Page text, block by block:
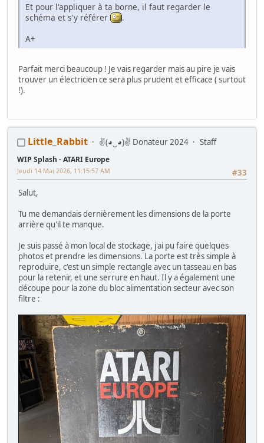
Et pour l'appliquer à ta borne, il faut regarder le
schéma et s'y référer
.
A+
Parfait merci beaucoup ! Je vais regarder mais au pire je vais
trouver un électricien ce sera plus prudent et efficace ( surtout
!).
Little_Rabbit ✌(◕‿◕)✌ Donateur 2024 Staff
WIP Splash - ATARI Europe
#33
Jeudi 14 Mai 2026, 11:15:57 AM
Salut,
Tu me demandais dernièrement les dimensions de la porte
arrière qu'il te manque.
Je suis passé à mon local de stockage, j'ai pu faire quelques
photos et prendre les dimensions. La porte est très simple à
reproduire, c'est un simple rectangle avec un tasseau en bas
pour la retenir, et une serrure en haut. Il y a également une
découpe pour la zone du bloc alimentation secteur avec son
filtre :